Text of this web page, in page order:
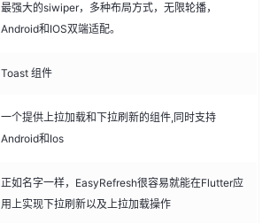
最强大的siwiper，多种布局方式，无限轮播，
Android和IOS双端适配。
Toast 组件
一个提供上拉加载和下拉刷新的组件,同时支持
Android和Ios
正如名字一样，EasyRefresh很容易就能在Flutter应
用上实现下拉刷新以及上拉加载操作